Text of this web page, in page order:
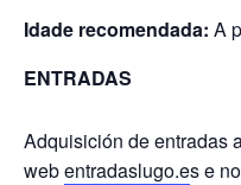
Idade recomendada: A
ENTRADAS
Adquisición de entradas
webentradaslugo.es e